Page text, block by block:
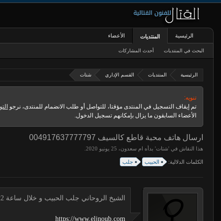
الرئيسية المنتديات القسم الإداري شتات
تنويه:
تم إيقاف التسجيل في المنتدى مؤقتا، للتواصل أو طلب الانضمام للمنتدى، نرجو
الأعضاء السابقون ما يزال بإمكانهم تسجيل الدخول.
ارسال هاتف محبة قاطع كالسيف 004917637777797
هذا النقاش في 'شتات' بدأه ام سعدون،
الكلمات الدلالية: الحبيب جلب
الشيخ الروحاني جلب الحبيب و خلال ساعة 00491634511222 لجلب الحبيب
https://www.eljnoub.com
الرئيسية المنتديات
البحث في المنتديات أحدث المشاركات
الأعضاء